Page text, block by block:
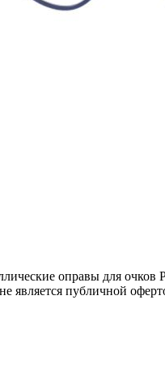
оправы для
является публичной